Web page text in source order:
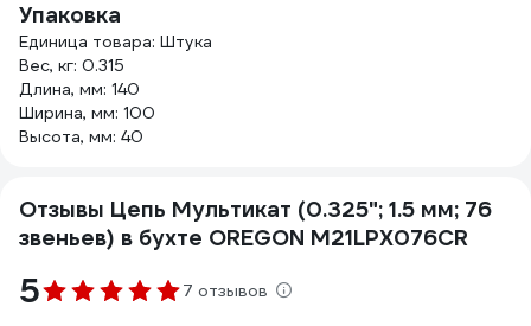
Упаковка
Единица товара: Штука
Вес, кг: 0.315
Длина, мм: 140
Ширина, мм: 100
Высота, мм: 40
Отзывы Цепь Мультикат (0.325"; 1.5 мм; 76
звеньев) в бухте OREGON M21LPX076CR
5 7 отзывов